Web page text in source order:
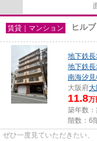
賃貸｜マンション ヒル
地下鉄
地下鉄
南海汐見
大阪府大
11.8万
築年数：
階数：6
ぜひ一度見ていただきたい